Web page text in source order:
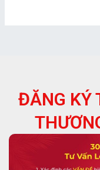
ĐĂNG KÝ